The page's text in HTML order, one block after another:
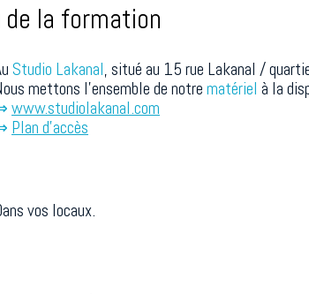
la formation
Studio Lakanal, situé au 15 rue Lakanal /
mettons l'ensemble de notre matériel à la
www.studiolakanal.com
Plan d'accès
vos locaux.